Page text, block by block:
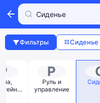
Фильтры Сиденье
Р
Руль и
управление